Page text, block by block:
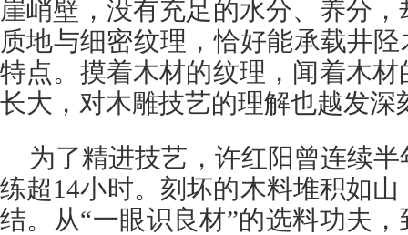
崖峭壁，没有充足的水分、养分
质地与细密纹理，恰好能承载井
特点。摸着木材的纹理，闻着木
长大，对木雕技艺的理解也越发深
为了精进技艺，许红阳曾连续
练超14小时。刻坏的木料堆积如
结。从“一眼识良材”的选料功夫